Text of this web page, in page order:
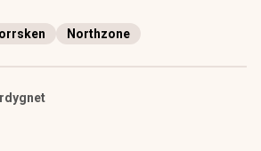
Northzone